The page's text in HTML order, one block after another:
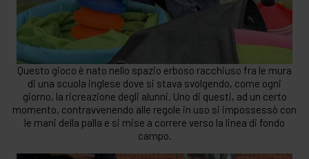
Questo gioco è nato nello spazio erboso racchiuso fra le mura
di una scuola inglese dove si stava svolgendo, come ogni
giorno, la ricreazione degli alunni. Uno di questi, ad un certo
momento, contravvenendo alle regole in uso si impossessò con
le mani della palla e si mise a correre verso la linea di fondo
campo.